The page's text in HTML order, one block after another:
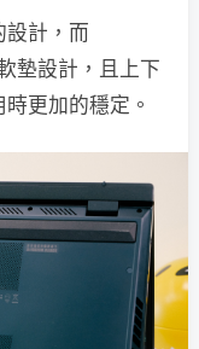
設計，而
墊設計，且上下
更加的穩定。